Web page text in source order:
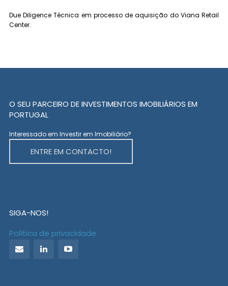
Due Diligence Técnica em processo de aquisição do Viana Retail
Center.
O SEU PARCEIRO DE INVESTIMENTOS IMOBILIÁRIOS EM
PORTUGAL
Interessado em Investir em Imobiliário?
ENTRE EM CONTACTO!
SIGA-NOS!
Política de privacidade